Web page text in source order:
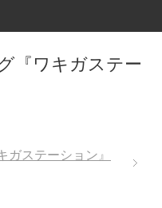
『ワキガステー
ガステーション』